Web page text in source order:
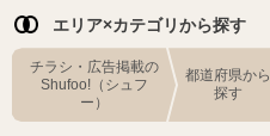
エリア×カテゴリから探す
チラシ・広告掲載の
Shufoo!（シュフ
ー）
都道府県から
探す